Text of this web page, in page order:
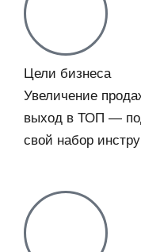
Цели бизнеса
Увеличение
выход в ТОП —
свой набор